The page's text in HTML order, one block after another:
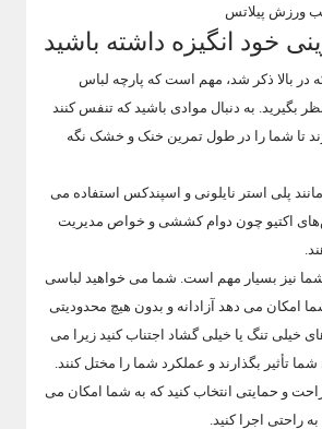
خود انگیزه داشته باشید
در بالا ذکر شد، مهم است که پارچه لباس
بگیرید. به دنبال موادی باشید که تنفس کنند
تا شما را در طول تمرین خنک و خشک نگه
مانند پلی استر نایلونی و اسپندکس استفاده می
اکتیو چون دوام کششی و خواص مدیریت
نیز بسیار مهم است. شما می خواهید لباسی
امکان می دهد آزادانه و بدون هیچ محدودیتی
خیلی تنگ یا خیلی گشاد اجتناب کنید زیرا می
شما تأثیر بگذارند و عملکرد شما را مختل کنند.
و حمایتی انتخاب کنید که به شما امکان می
راحتی اجرا کنید.